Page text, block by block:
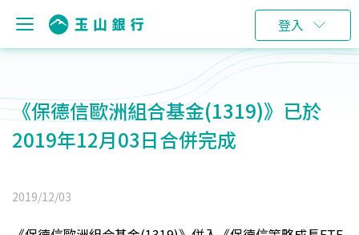
登入
《保德信歐洲組合基金(1319)》已於
2019年12月03日合併完成
2019/12/03